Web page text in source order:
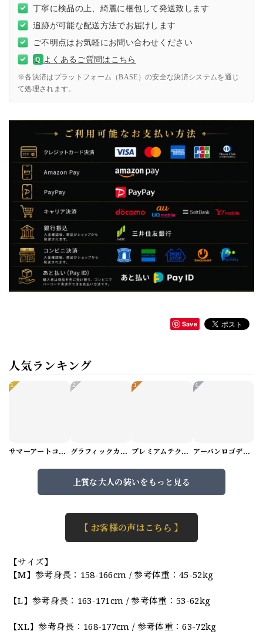
丁寧に検品の上、綺麗に梱包して発送致します
追跡が可能な配送方法でお届けします
ご不明点はお気軽にお問い合わせください
Q よくあるご質問はこちら
※各決済はプラットフォーム（BASE）の安全な決済システムを通じ
て処理されます。
Save
人気ランキング
1
サマーアートコーデセット（5パターン） M1048
2
グラフィックカーゴショートパンツ M1029
3
プレミアムテクスチャーニット（4color） M0971
4
アーバンロゴデザインTシャツ（3color） M0984
上質な大人の装いをもっと見る
【 お客様の声はこちら 】
【サイズ】
【M】参考身長：158-166cm / 参考体重：45-52kg
【L】参考身長：163-171cm / 参考体重：53-62kg
【XL】参考身長：168-177cm / 参考体重：63-72kg